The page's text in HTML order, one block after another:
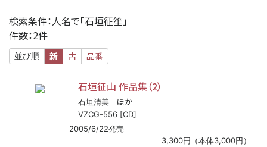
検索条件：人名で「石垣征笙」
件数：2件
並び順 新 古 品番
石垣征山 作品集（2）
石垣清美 ほか
VZCG-556 [CD]
2005/6/22発売
3,300円（本体3,000円）